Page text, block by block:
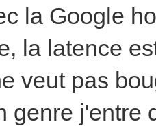
la Google
la latence
veut pas
genre j'entre